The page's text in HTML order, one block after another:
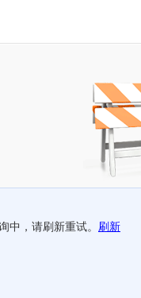
中，请刷新重试。 刷新